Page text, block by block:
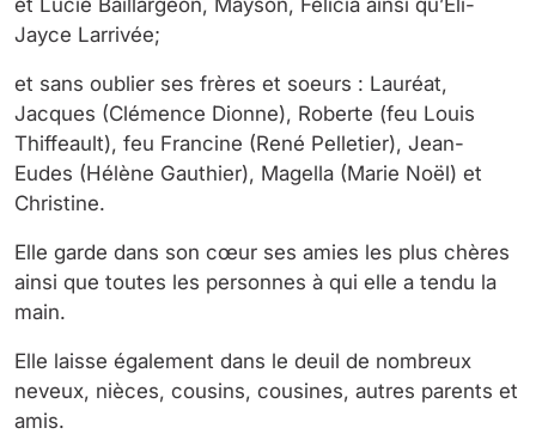
et Lucie Baillargeon, Mayson, Félicia ainsi qu’Éli-
Jayce Larrivée;
et sans oublier ses frères et soeurs : Lauréat,
Jacques (Clémence Dionne), Roberte (feu Louis
Thiffeault), feu Francine (René Pelletier), Jean-
Eudes (Hélène Gauthier), Magella (Marie Noël) et
Christine.
Elle garde dans son cœur ses amies les plus chères
ainsi que toutes les personnes à qui elle a tendu la
main.
Elle laisse également dans le deuil de nombreux
neveux, nièces, cousins, cousines, autres parents et
amis.